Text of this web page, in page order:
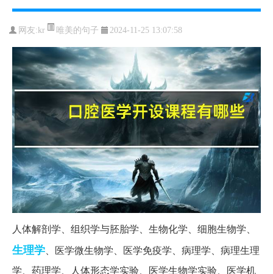
网友: kr 唯美的句子 2024-11-25 13:07:58
人体解剖学、组织学与胚胎学、生物化学、细胞生物学、
生理学、医学微生物学、医学免疫学、病理学、病理生理
学、药理学、人体形态学实验、医学生物学实验、医学机